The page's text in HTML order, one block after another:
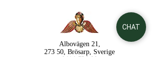
Albovägen 21,
273 50, Brösarp, Sverige
CHAT